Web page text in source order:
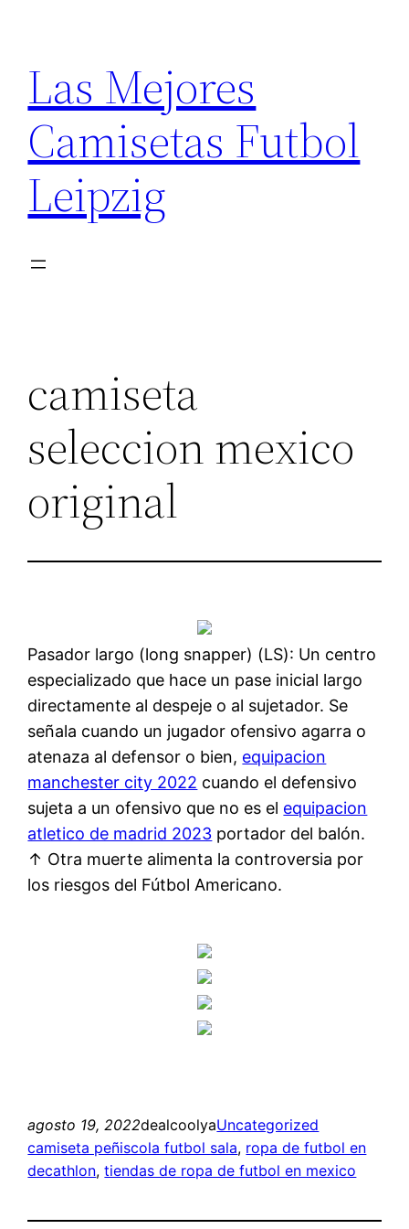
contenido
Las Mejores
Camisetas Futbol
Leipzig
camiseta
seleccion mexico
original
Pasador largo (long snapper) (LS): Un centro
especializado que hace un pase inicial largo
directamente al despeje o al sujetador. Se
señala cuando un jugador ofensivo agarra o
atenaza al defensor o bien, equipacion
manchester city 2022 cuando el defensivo
sujeta a un ofensivo que no es el equipacion
atletico de madrid 2023 portador del balón.
↑ Otra muerte alimenta la controversia por
los riesgos del Fútbol Americano.
agosto 19, 2022dealcoolyaUncategorized
camiseta peñiscola futbol sala, ropa de futbol en
decathlon, tiendas de ropa de futbol en mexico